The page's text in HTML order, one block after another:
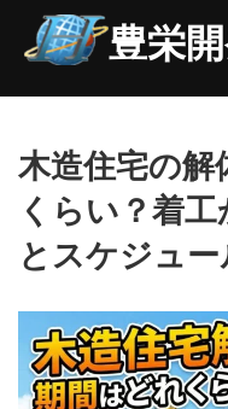
豊栄
木造住宅の解
くらい？着
とスケジュー